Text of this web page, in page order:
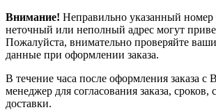
Внимание! Неправильно указанный номер
неточный или неполный адрес могут
Пожалуйста, внимательно проверяйте
данные при оформлении заказа.
В течение часа после оформления заказа с
менеджер для согласования заказа, сроков,
доставки.